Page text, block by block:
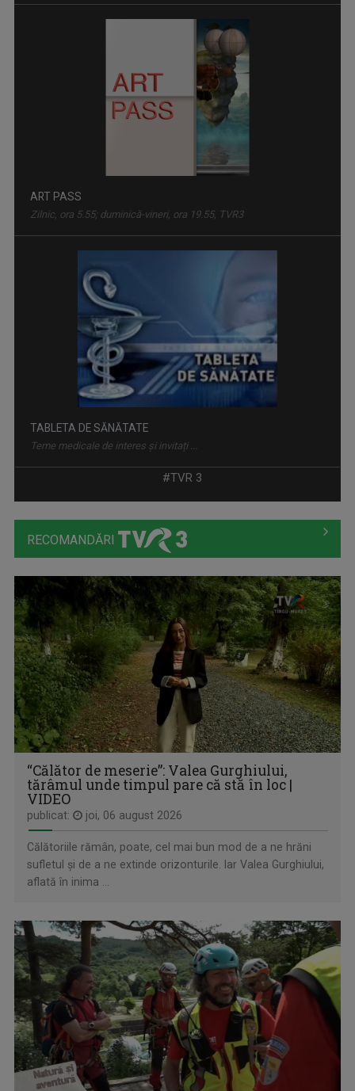
TABLETA DE SĂNĂTATE
Teme medicale de interes și invitați ...
EDUCAȚIE 9
Miercuri, ora 13:05, la TVR3 și luni, ora ...
PIPER PE LIMBĂ
Bilunar, joi, ora 13.05 (alternativ cu ...
#TVR 3
RECOMANDĂRI
“Călător de meserie”: Valea Gurghiului,
tărâmul unde timpul pare că stă în loc |
VIDEO
publicat: joi, 06 august 2026
Călătoriile rămân, poate, cel mai bun mod de a ne hrăni
sufletul și de a ne extinde orizonturile. Iar Valea Gurghiului,
aflată în inima ...